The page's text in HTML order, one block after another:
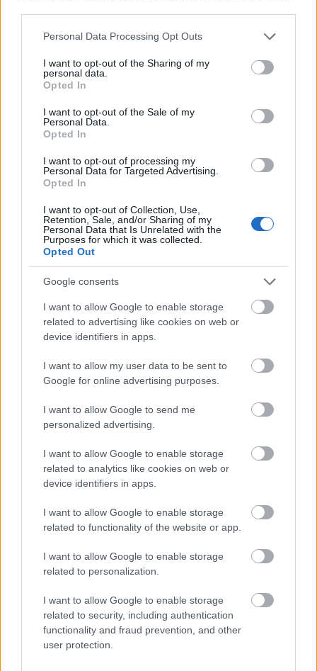
Please note that this website/app uses one or more Google
not limited to your visit or usage behaviour. You may click to
grant or deny consent to Google and its third-party tags to
use your data for below specified purposes in below Google
consent section.
Personal Data Processing Opt Outs
I want to opt-out of the Sharing of my
personal data.
Opted In
I want to opt-out of the Sale of my
Personal Data.
Opted In
I want to opt-out of processing my
Personal Data for Targeted Advertising.
Opted In
I want to opt-out of Collection, Use,
Retention, Sale, and/or Sharing of my
Personal Data that Is Unrelated with the
Purposes for which it was collected.
Opted Out
Google consents
I want to allow Google to enable storage
related to advertising like cookies on web or
device identifiers in apps.
I want to allow my user data to be sent to
Google for online advertising purposes.
I want to allow Google to send me
personalized advertising.
I want to allow Google to enable storage
related to analytics like cookies on web or
device identifiers in apps.
I want to allow Google to enable storage
related to functionality of the website or app.
I want to allow Google to enable storage
related to personalization.
I want to allow Google to enable storage
related to security, including authentication
functionality and fraud prevention, and other
user protection.
A nézők megismerhetik a lángokba borult Pilgrim
Airlines 458-as járat sikeres landolásának extrém
körülményeit –amikor a pilóta egy befagyott tó jegére
bemutatott másik víz feletti balesetet, amikor
Alaszkában egy hidroplán az ütközést követően a
mélybe zuhant. Később a jármű életben maradt
pilótája segítette a nyomozók munkáját, akik a 3D-
technológiát is bevonták a különös eset
kivizsgálásához.
Szintén bekerült a sorozatba a repülés történetétek
egyik legpusztítóbb esete, amikor a Saudia 163-as
járata felszállás után mindössze néhány perccel
felcsaptak a lángok, majd a tűz megdöbbentő
iramban átterjedt az egész járműre, elemésztve a
kivizsgálóknak nem csak a tűz okát kell
megállapítaniuk, de annak meglepően gyors
tartogat a vizsgálatok eredménye egy luxus
kisrepülőgép esetében is, amelynek nyoma veszett a
La Manche-csatorna felett. Az eset világszerte a
címlapokra került, ugyanis a járat a híres
futballistát, Emiliano Salát szállította.
A hatrészesLégikatasztrófák